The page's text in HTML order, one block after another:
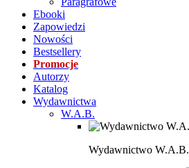
Ebooki
Zapowiedzi
Nowości
Bestsellery
Promocje
Autorzy
Katalog
Wydawnictwa
W.A.B.
Wydawnictwo W.A.B.